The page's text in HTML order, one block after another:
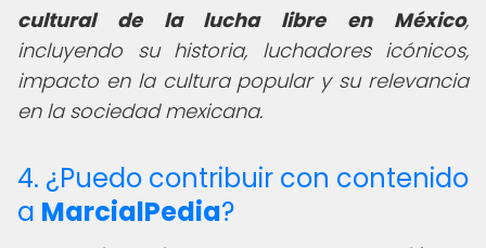
cultural de la lucha libre en México,
incluyendo su historia, luchadores icónicos,
impacto en la cultura popular y su relevancia
en la sociedad mexicana.
4. ¿Puedo contribuir con contenido
a MarcialPedia?